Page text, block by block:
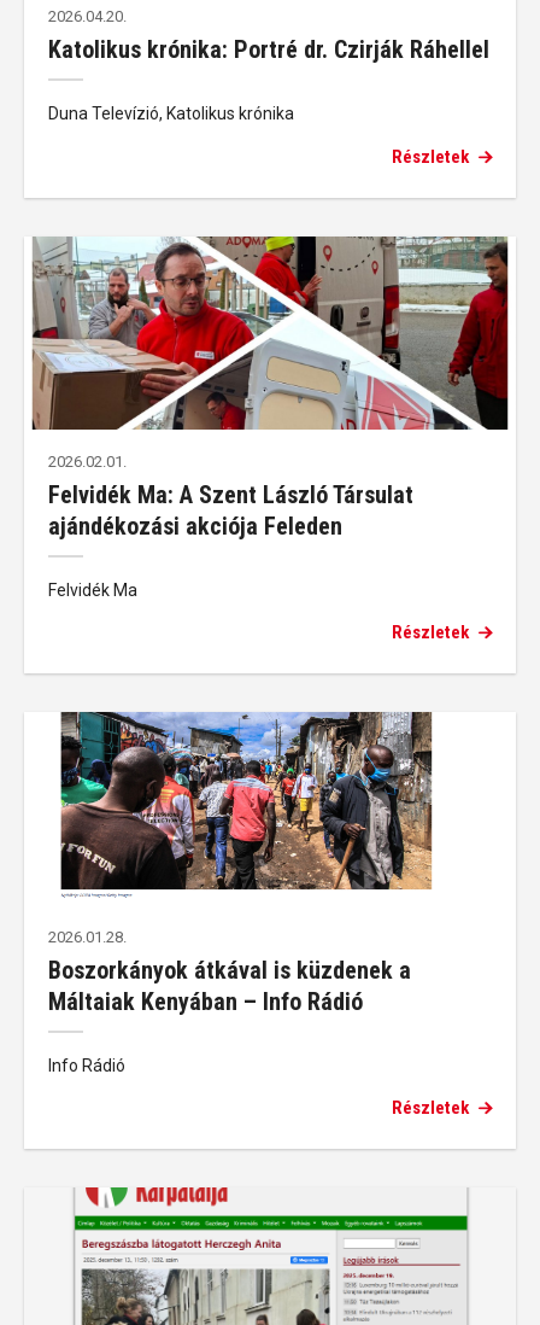
2026.04.20.
Katolikus krónika: Portré dr. Czirják Ráhellel
Duna Televízió, Katolikus krónika
Részletek
2026.02.01.
Felvidék Ma: A Szent László Társulat
ajándékozási akciója Feleden
Felvidék Ma
Részletek
2026.01.28.
Boszorkányok átkával is küzdenek a
Máltaiak Kenyában – Info Rádió
Info Rádió
Részletek